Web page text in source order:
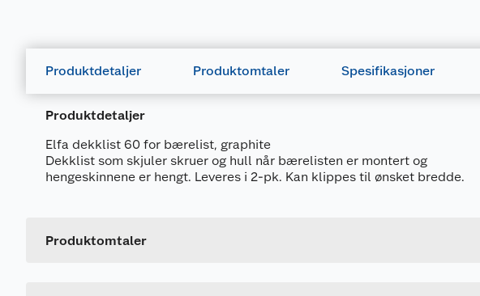
Produktdetaljer Produktomtaler Spesifikasjoner
Produktdetaljer
Elfa dekklist 60 for bærelist, graphite
Dekklist som skjuler skruer og hull når bærelisten er montert og
hengeskinnene er hengt. Leveres i 2-pk. Kan klippes til ønsket bredde.
Produktomtaler
Generelt
Farge